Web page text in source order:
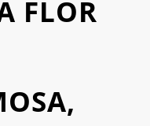
FLOR